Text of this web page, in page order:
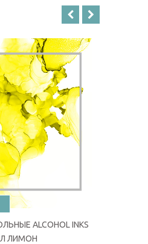
ALCOHOL INKS
ЛИМОН